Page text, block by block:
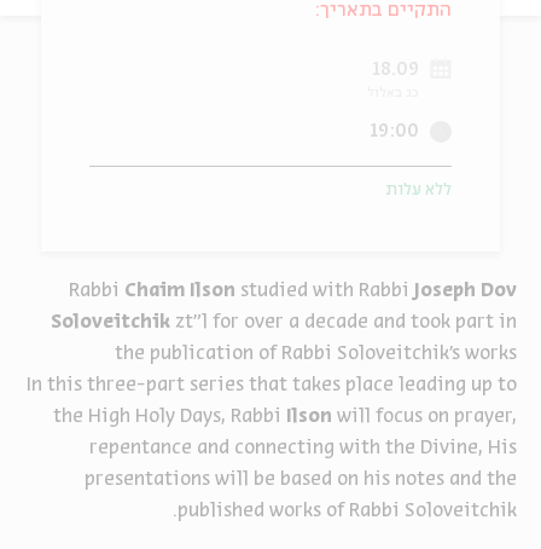
Rabbi Chaim Ilson studied with Rabbi
Joseph Dov
Soloveitchik zt"l for over a decade and took part in
the publication of Rabbi Soloveitchik's works
In this three-part series that takes place leading up to
the High Holy Days, Rabbi
Ilson will focus on prayer,
repentance and connecting with the Divine, His
presentations will be based on his notes and the
published works of Rabbi Soloveitchik.
התקיים בתאריך:
18.09
19:00
ללא עלות